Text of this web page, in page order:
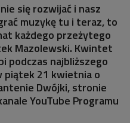
się rozwijać i nasz
muzykę tu i teraz, to
każdego przeżytego
Mazolewski. Kwintet
podczas najbliższego
piątek 21 kwietnia o
Dwójki, stronie
YouTube Programu